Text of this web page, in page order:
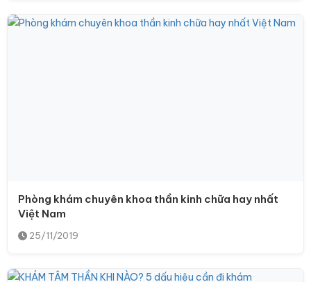
Phòng khám chuyên khoa thần kinh chữa hay nhất
Việt Nam
25/11/2019